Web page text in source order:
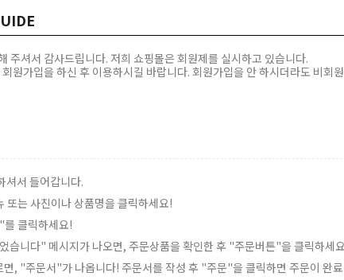
주셔서 감사드립니다. 저희 쇼핑몰은 회원제를 실시하고 있습니다.
회원가입을 하신 후 이용하시길 바랍니다. 회원가입을 안 하시더라도 비회
셔서 들어갑니다.
또는 사진이나 상품명을 클릭하세요!
클릭하세요!
습니다" 메시지가 나오면, 주문상품을 확인한 후 "주문버튼"을 클릭하세
면, "주문서"가 나옵니다! 주문서를 작성 후 "주문"을 클릭하면 주문이 완